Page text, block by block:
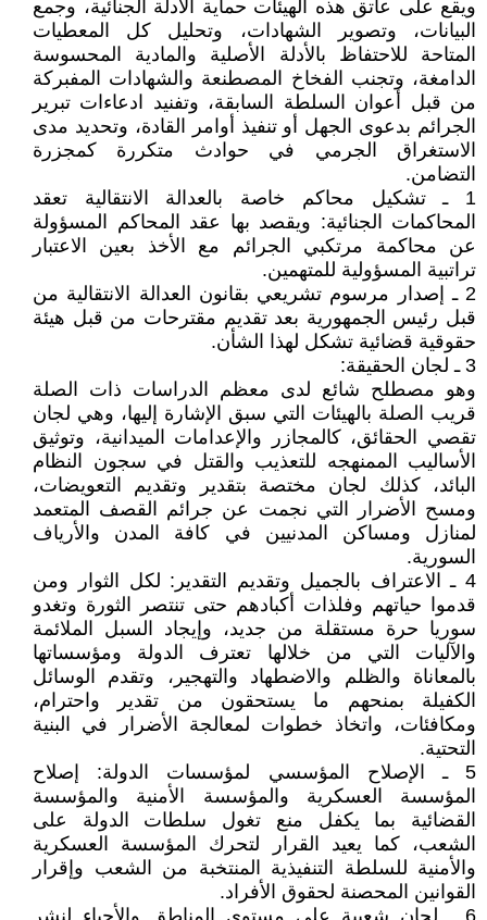
ويقع على عاتق هذه الهيئات حماية الأدلة الجنائية، وجمع
البيانات، وتصوير الشهادات، وتحليل كل المعطيات
المتاحة للاحتفاظ بالأدلة الأصلية والمادية المحسوسة
الدامغة، وتجنب الفخاخ المصطنعة والشهادات المفبركة
من قبل أعوان السلطة السابقة، وتفنيد ادعاءات تبرير
الجرائم بدعوى الجهل أو تنفيذ أوامر القادة، وتحديد مدى
الاستغراق الجرمي في حوادث متكررة كمجزرة
التضامن.
1 ـ تشكيل محاكم خاصة بالعدالة الانتقالية تعقد
المحاكمات الجنائية: ويقصد بها عقد المحاكم المسؤولة
عن محاكمة مرتكبي الجرائم مع الأخذ بعين الاعتبار
تراتبية المسؤولية للمتهمين.
2 ـ إصدار مرسوم تشريعي بقانون العدالة الانتقالية من
قبل رئيس الجمهورية بعد تقديم مقترحات من قبل هيئة
حقوقية قضائية تشكل لهذا الشأن.
3 ـ لجان الحقيقة:
وهو مصطلح شائع لدى معظم الدراسات ذات الصلة
قريب الصلة بالهيئات التي سبق الإشارة إليها، وهي لجان
تقصي الحقائق، كالمجازر والإعدامات الميدانية، وتوثيق
الأساليب الممنهجه للتعذيب والقتل في سجون النظام
البائد، كذلك لجان مختصة بتقدير وتقديم التعويضات،
ومسح الأضرار التي نجمت عن جرائم القصف المتعمد
لمنازل ومساكن المدنيين في كافة المدن والأرياف
السورية.
4 ـ الاعتراف بالجميل وتقديم التقدير: لكل الثوار ومن
قدموا حياتهم وفلذات أكبادهم حتى تنتصر الثورة وتغدو
سوريا حرة مستقلة من جديد، وإيجاد السبل الملائمة
والآليات التي من خلالها تعترف الدولة ومؤسساتها
بالمعاناة والظلم والاضطهاد والتهجير، وتقدم الوسائل
الكفيلة بمنحهم ما يستحقون من تقدير واحترام،
ومكافئات، واتخاذ خطوات لمعالجة الأضرار في البنية
التحتية.
5 ـ الإصلاح المؤسسي لمؤسسات الدولة: إصلاح
المؤسسة العسكرية والمؤسسة الأمنية والمؤسسة
القضائية بما يكفل منع تغول سلطات الدولة على
الشعب، كما يعيد القرار لتحرك المؤسسة العسكرية
والأمنية للسلطة التنفيذية المنتخبة من الشعب وإقرار
القوانين المحصنة لحقوق الأفراد.